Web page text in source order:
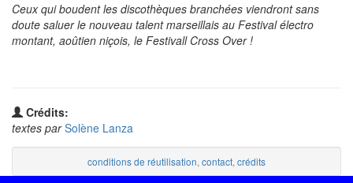
Ceux qui boudent les discothèques branchées viendront sans
doute saluer le nouveau talent marseillais au Festival électro
montant, aoûtien niçois, le Festivall Cross Over !
Crédits:
textes par Solène Lanza
conditions de réutilisation, contact, crédits